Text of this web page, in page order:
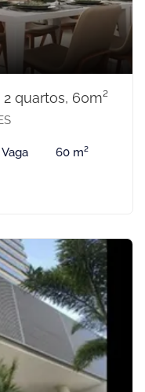
quartos, 60m²
Vaga 60 m²